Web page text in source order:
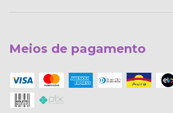
Meios de pagamento